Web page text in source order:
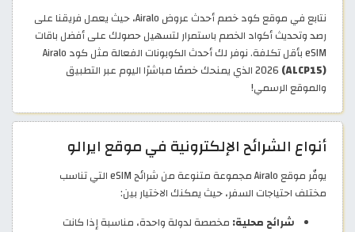
نتابع في موقع كود خصم أحدث عروض Airalo، حيث يعمل فريقنا على
رصد وتحديث أكواد الخصم باستمرار لتسهيل حصولك على أفضل باقات
eSIM بأقل تكلفة. نوفر لك أحدث الكوبونات الفعالة مثل كود Airalo
2026 (ALCP15)
الذي يمنحك خصمًا مباشرًا اليوم عبر التطبيق
والموقع الرسمي!
أنواع الشرائح الإلكترونية في موقع ايرالو
يوفّر موقع Airalo مجموعة متنوعة من شرائح eSIM التي تناسب
مختلف احتياجات السفر، حيث يمكنك الاختيار بين:
شرائح محلية: مخصصة لدولة واحدة، مناسبة إذا كانت